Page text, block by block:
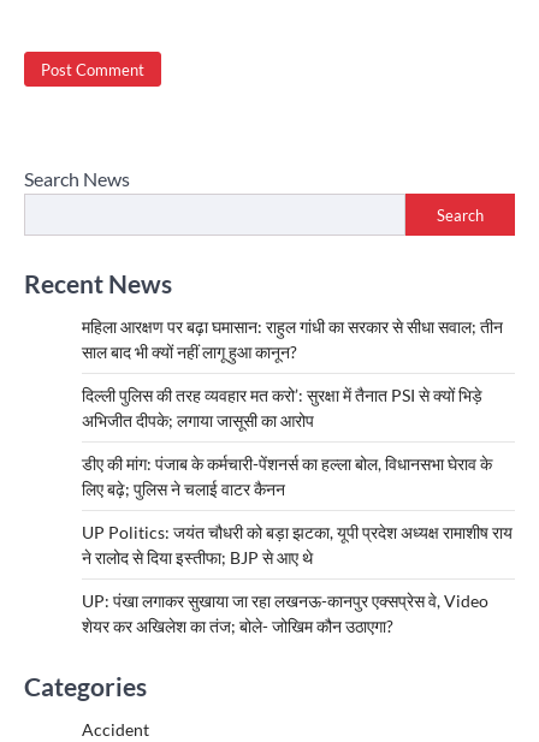
Search News
Search
Recent News
महिला आरक्षण पर बढ़ा घमासान: राहुल गांधी का सरकार से सीधा सवाल; तीन
साल बाद भी क्यों नहीं लागू हुआ कानून?
दिल्ली पुलिस की तरह व्यवहार मत करो’: सुरक्षा में तैनात PSI से क्यों भिड़े
अभिजीत दीपके; लगाया जासूसी का आरोप
डीए की मांग: पंजाब के कर्मचारी-पेंशनर्स का हल्ला बोल, विधानसभा घेराव के
लिए बढ़े; पुलिस ने चलाई वाटर कैनन
UP Politics: जयंत चौधरी को बड़ा झटका, यूपी प्रदेश अध्यक्ष रामाशीष राय
ने रालोद से दिया इस्तीफा; BJP से आए थे
UP: पंखा लगाकर सुखाया जा रहा लखनऊ-कानपुर एक्सप्रेस वे, Video
शेयर कर अखिलेश का तंज; बोले- जोखिम कौन उठाएगा?
Categories
Accident